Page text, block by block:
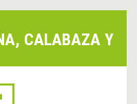
CALABAZA Y